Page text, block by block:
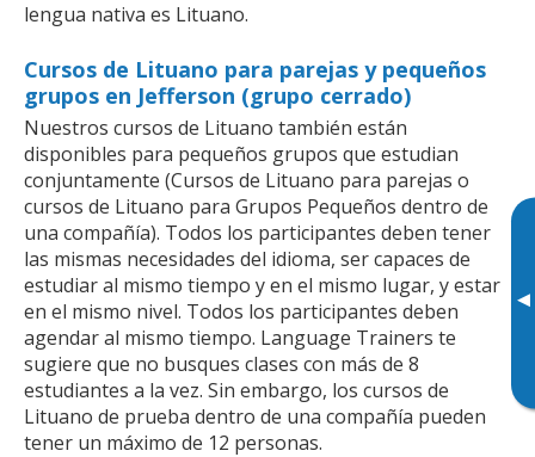
▸
lengua nativa es Lituano.
Cursos de Lituano para parejas y pequeños
grupos en Jefferson (grupo cerrado)
Nuestros cursos de Lituano también están
disponibles para pequeños grupos que estudian
conjuntamente (Cursos de Lituano para parejas o
cursos de Lituano para Grupos Pequeños dentro de
una compañía). Todos los participantes deben tener
las mismas necesidades del idioma, ser capaces de
estudiar al mismo tiempo y en el mismo lugar, y estar
en el mismo nivel. Todos los participantes deben
agendar al mismo tiempo. Language Trainers te
sugiere que no busques clases con más de 8
estudiantes a la vez. Sin embargo, los cursos de
Lituano de prueba dentro de una compañía pueden
tener un máximo de 12 personas.